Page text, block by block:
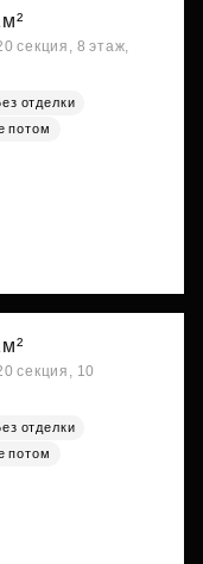
секция, 8 этаж,
отделки
потом
секция, 10
отделки
потом